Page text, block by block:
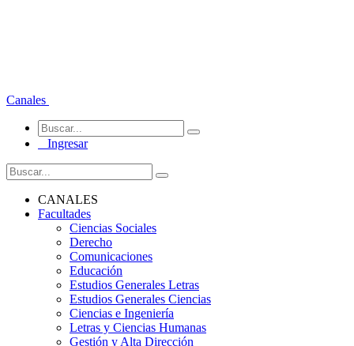
Canales
Ingresar
CANALES
Facultades
Ciencias Sociales
Derecho
Comunicaciones
Educación
Estudios Generales Letras
Estudios Generales Ciencias
Ciencias e Ingeniería
Letras y Ciencias Humanas
Gestión y Alta Dirección